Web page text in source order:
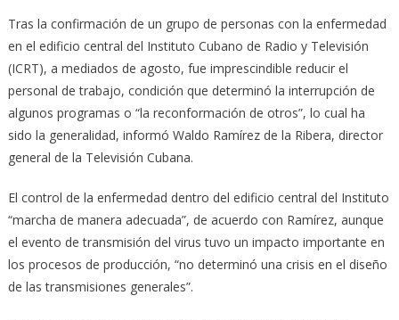
Tras la confirmación de un grupo de personas con la enfermedad
en el edificio central del Instituto Cubano de Radio y Televisión
(ICRT), a mediados de agosto, fue imprescindible reducir el
personal de trabajo, condición que determinó la interrupción de
algunos programas o “la reconformación de otros”, lo cual ha
sido la generalidad, informó Waldo Ramírez de la Ribera, director
general de la Televisión Cubana.
El control de la enfermedad dentro del edificio central del Instituto
“marcha de manera adecuada”, de acuerdo con Ramírez, aunque
el evento de transmisión del virus tuvo un impacto importante en
los procesos de producción, “no determinó una crisis en el diseño
de las transmisiones generales”.